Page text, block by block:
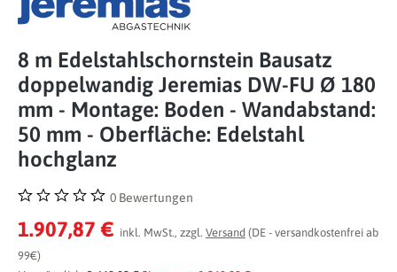
8 m Edelstahlschornstein Bausatz
doppelwandig Jeremias DW-FU Ø 180
mm - Montage: Boden - Wandabstand:
50 mm - Oberfläche: Edelstahl
hochglanz
Durchschnittliche Bewertung von 0 von 5 Sternen
0 Bewertungen
1.907,87 € inkl. MwSt., zzgl. Versand (DE - versandkostenfrei ab
99€)